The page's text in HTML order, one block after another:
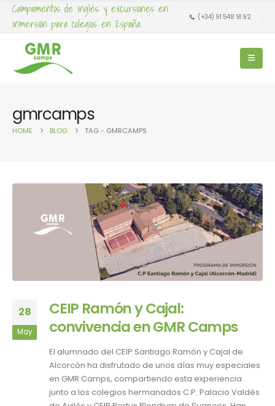
Campamentos de inglés y excursiones en
inmersión para colegios en España
(+34) 91 548 91 92
gmrcamps
HOME BLOG TAG - GMRCAMPS
28
May
CEIP Ramón y Cajal:
convivencia en GMR Camps
El alumnado del CEIP Santiago Ramón y Cajal de
Alcorcón ha disfrutado de unos días muy especiales
en GMR Camps, compartiendo esta experiencia
junto a los colegios hermanados C.P. Palacio Valdés